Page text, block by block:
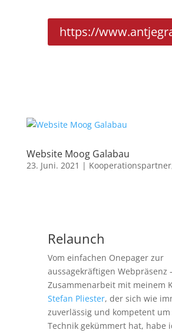
https://
Website Moog Galabau
23. Juni. 2021 | Kooperationspartner
Relaunch
Vom einfachen Onepager zur
aussagekräftigen Webpräsenz
Zusammenarbeit mit meinem
Stefan Pliester, der sich wie
zuverlässig und kompetent um
Technik gekümmert hat, habe